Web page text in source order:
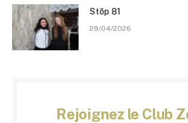
Stōp 81
29/04/2026
Rejoignez le Club